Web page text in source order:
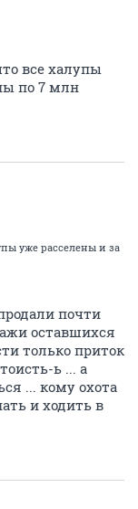
все халупы
по 7 млн
уже расселены и за
почти
оставшихся
только приток
ь ... а
... кому охота
и ходить в